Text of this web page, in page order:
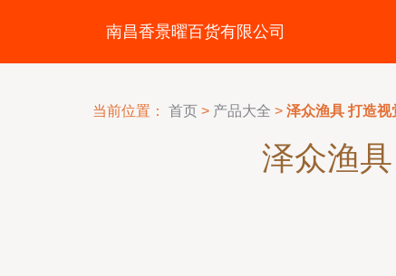
南昌香景曜百货有限公司
当前位置： 首页 > 产品大全 > 泽众渔具 打造
泽众渔